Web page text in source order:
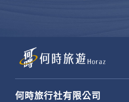
何時旅行社有限公司